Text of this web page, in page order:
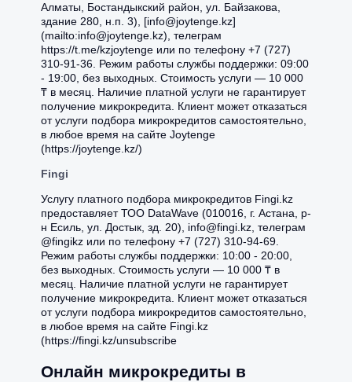
Алматы, Бостандыкский район, ул. Байзакова,
здание 280, н.п. 3), [info@joytenge.kz]
(mailto:info@joytenge.kz), телеграм
https://t.me/kzjoytenge или по телефону +7 (727)
310-91-36. Режим работы службы поддержки: 09:00
- 19:00, без выходных. Стоимость услуги — 10 000
₸ в месяц. Наличие платной услуги не гарантирует
получение микрокредита. Клиент может отказаться
от услуги подбора микрокредитов самостоятельно,
в любое время на сайте Joytenge
(https://joytenge.kz/)
Fingi
Услугу платного подбора микрокредитов Fingi.kz
предоставляет ТОО DataWave (010016, г. Астана, р-
н Есиль, ул. Достык, зд. 20), info@fingi.kz, телеграм
@fingikz или по телефону +7 (727) 310-94-69.
Режим работы службы поддержки: 10:00 - 20:00,
без выходных. Стоимость услуги — 10 000 ₸ в
месяц. Наличие платной услуги не гарантирует
получение микрокредита. Клиент может отказаться
от услуги подбора микрокредитов самостоятельно,
в любое время на сайте Fingi.kz
(https://fingi.kz/unsubscribe
Онлайн микрокредиты в